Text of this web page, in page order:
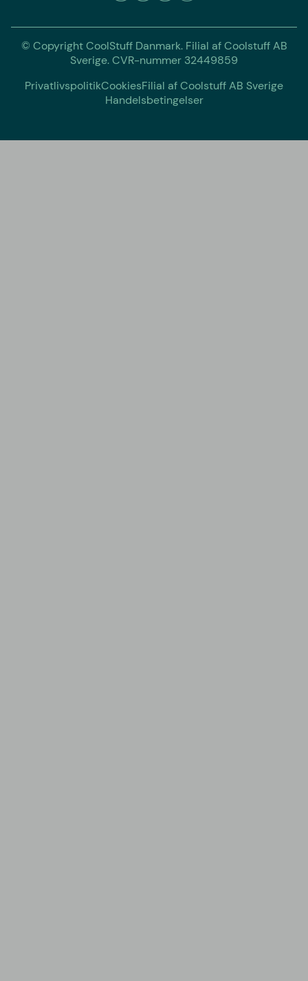
© Copyright CoolStuff Danmark. Filial af Coolstuff AB
Sverige. CVR-nummer 32449859
PrivatlivspolitikCookiesFilial af Coolstuff AB Sverige
Handelsbetingelser